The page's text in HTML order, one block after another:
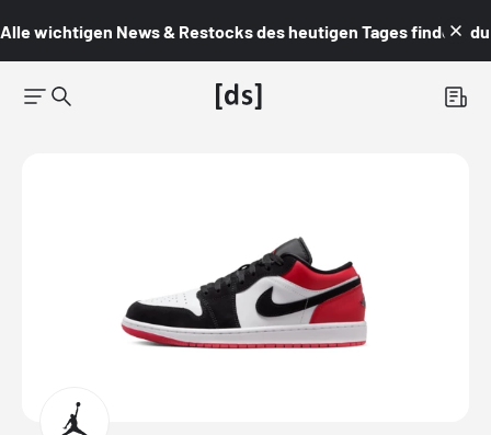
Alle wichtigen News & Restocks des heutigen Tages findest du